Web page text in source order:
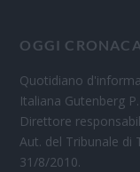
OGGI CRONACA
Quotidiano
Italiana Gutenberg
Direttore
Aut. del Tribunale di
31/8/2010.